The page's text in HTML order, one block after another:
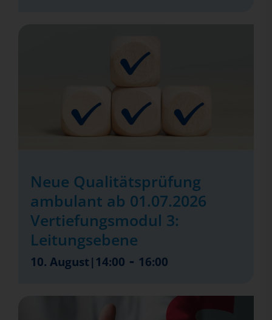
Neue Qualitätsprüfung
ambulant ab 01.07.2026
Vertiefungsmodul 3:
Leitungsebene
10. August|14:00 - 16:00